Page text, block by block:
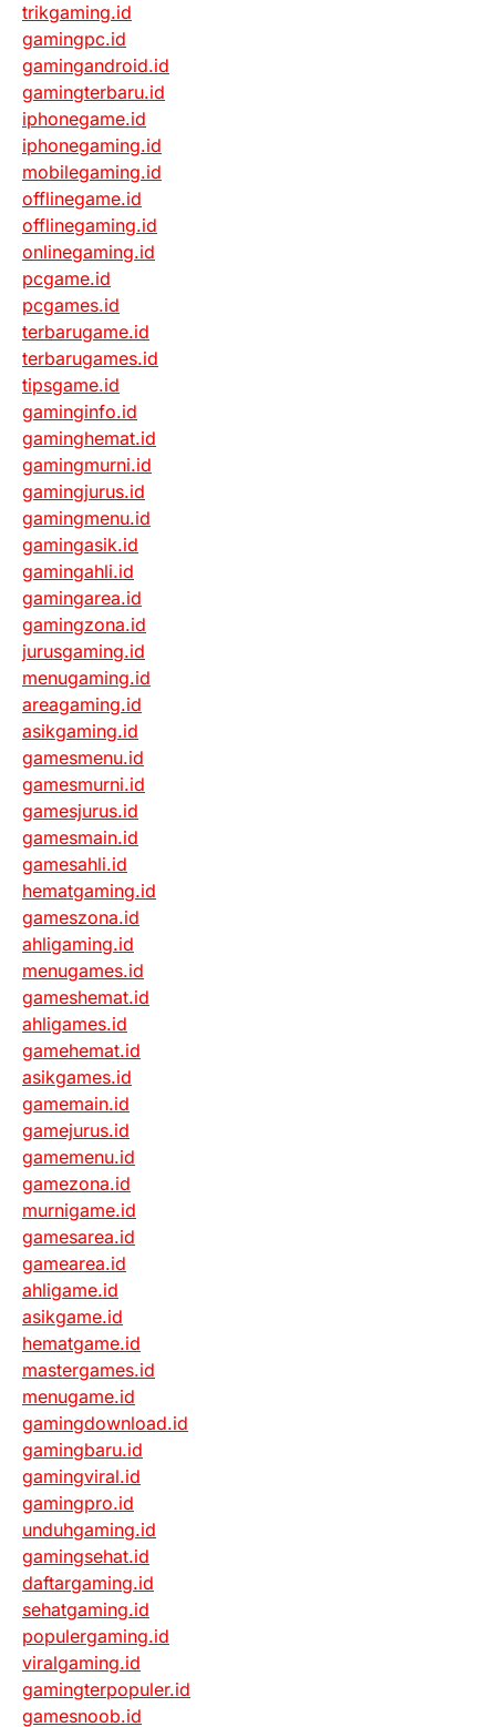
trikgaming.id
gamingpc.id
gamingandroid.id
gamingterbaru.id
iphonegame.id
iphonegaming.id
mobilegaming.id
offlinegame.id
offlinegaming.id
onlinegaming.id
pcgame.id
pcgames.id
terbarugame.id
terbarugames.id
tipsgame.id
gaminginfo.id
gaminghemat.id
gamingmurni.id
gamingjurus.id
gamingmenu.id
gamingasik.id
gamingahli.id
gamingarea.id
gamingzona.id
jurusgaming.id
menugaming.id
areagaming.id
asikgaming.id
gamesmenu.id
gamesmurni.id
gamesjurus.id
gamesmain.id
gamesahli.id
hematgaming.id
gameszona.id
ahligaming.id
menugames.id
gameshemat.id
ahligames.id
gamehemat.id
asikgames.id
gamemain.id
gamejurus.id
gamemenu.id
gamezona.id
murnigame.id
gamesarea.id
gamearea.id
ahligame.id
asikgame.id
hematgame.id
mastergames.id
menugame.id
gamingdownload.id
gamingbaru.id
gamingviral.id
gamingpro.id
unduhgaming.id
gamingsehat.id
daftargaming.id
sehatgaming.id
populergaming.id
viralgaming.id
gamingterpopuler.id
gamesnoob.id